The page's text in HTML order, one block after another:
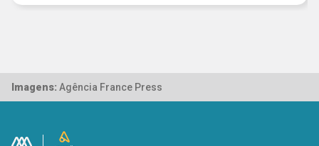
Imagens: Agência France Press